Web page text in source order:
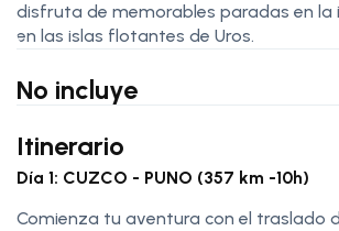
disfruta de memorables paradas en la
en las islas flotantes de Uros.
No incluye
Itinerario
Día 1: CUZCO - PUNO (357 km -10h)
Comienza tu aventura con el traslado